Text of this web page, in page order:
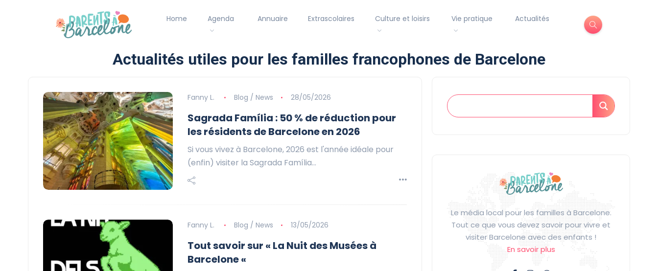
Home Agenda Annuaire Extrascolaires Culture et loisirs Vie pratique Actualités
Actualités utiles pour les familles francophones de Barcelone
Fanny L. Blog / News 28/05/2026
Sagrada Família : 50 % de réduction pour
les résidents de Barcelone en 2026
Si vous vivez à Barcelone, 2026 est l'année idéale pour
(enfin) visiter la Sagrada Família…
Fanny L. Blog / News 13/05/2026
Tout savoir sur « La Nuit des Musées à
Barcelone «
Le média local pour les familles à Barcelone.
Tout ce que vous devez savoir pour vivre et
visiter Barcelone avec des enfants !
En savoir plus